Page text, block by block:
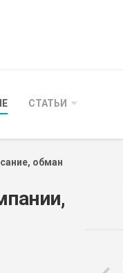
СТАТЬИ
обман